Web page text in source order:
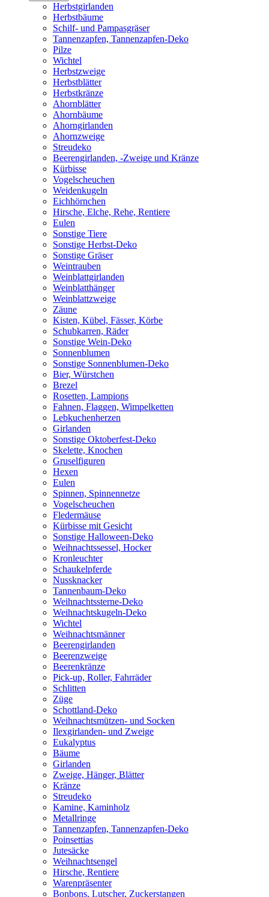
Herbstgirlanden
Herbstbäume
Schilf- und Pampasgräser
Tannenzapfen, Tannenzapfen-Deko
Pilze
Wichtel
Herbstzweige
Herbstblätter
Herbstkränze
Ahornblätter
Ahornbäume
Ahorngirlanden
Ahornzweige
Streudeko
Beerengirlanden, -Zweige und Kränze
Kürbisse
Vogelscheuchen
Weidenkugeln
Eichhörnchen
Hirsche, Elche, Rehe, Rentiere
Eulen
Sonstige Tiere
Sonstige Herbst-Deko
Sonstige Gräser
Weintrauben
Weinblattgirlanden
Weinblatthänger
Weinblattzweige
Zäune
Kisten, Kübel, Fässer, Körbe
Schubkarren, Räder
Sonstige Wein-Deko
Sonnenblumen
Sonstige Sonnenblumen-Deko
Bier, Würstchen
Brezel
Rosetten, Lampions
Fahnen, Flaggen, Wimpelketten
Lebkuchenherzen
Girlanden
Sonstige Oktoberfest-Deko
Skelette, Knochen
Gruselfiguren
Hexen
Eulen
Spinnen, Spinnennetze
Vogelscheuchen
Fledermäuse
Kürbisse mit Gesicht
Sonstige Halloween-Deko
Weihnachtssessel, Hocker
Kronleuchter
Schaukelpferde
Nussknacker
Tannenbaum-Deko
Weihnachtssterne-Deko
Weihnachtskugeln-Deko
Wichtel
Weihnachtsmänner
Beerengirlanden
Beerenzweige
Beerenkränze
Pick-up, Roller, Fahrräder
Schlitten
Züge
Schottland-Deko
Weihnachtsmützen- und Socken
Ilexgirlanden- und Zweige
Eukalyptus
Bäume
Girlanden
Zweige, Hänger, Blätter
Kränze
Streudeko
Kamine, Kaminholz
Metallringe
Tannenzapfen, Tannenzapfen-Deko
Poinsettias
Jutesäcke
Weihnachtsengel
Hirsche, Rentiere
Warenpräsenter
Bonbons, Lutscher, Zuckerstangen